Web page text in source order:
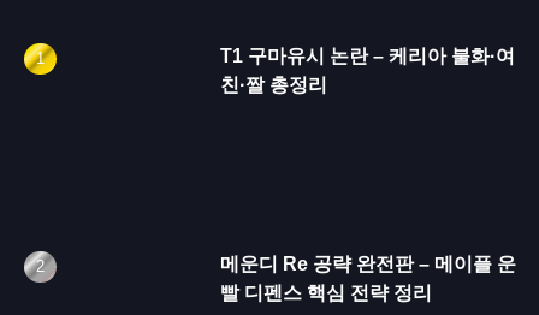
T1 구마유시 논란 – 케리아 불화·여
친·짤 총정리
메운디 Re 공략 완전판 – 메이플 운
빨 디펜스 핵심 전략 정리